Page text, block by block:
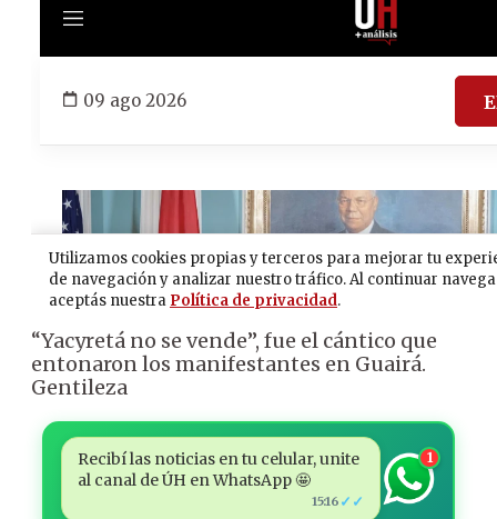
“Yacyretá no se vende”, fue el cántico que
entonaron los manifestantes en Guairá.
Gentileza
Recibí las noticias en tu celular, unite
al canal de ÚH en WhatsApp 🤩
15:16 ✓✓
1